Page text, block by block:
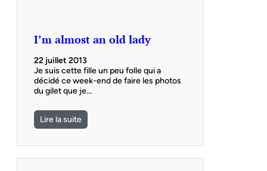
I’m almost an old lady
22 juillet 2013
Je suis cette fille un peu folle qui a
décidé ce week-end de faire les photos
du gilet que je…
Lire la suite